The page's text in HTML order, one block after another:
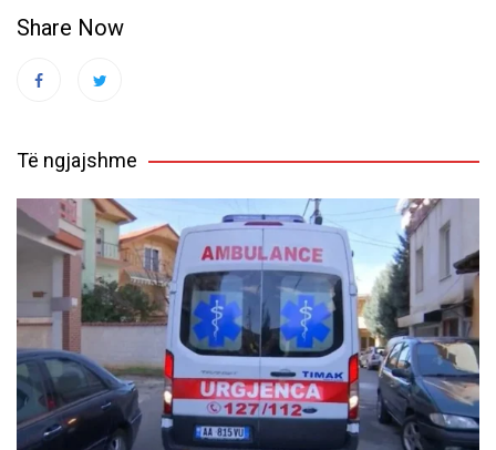
Share Now
Të ngjajshme